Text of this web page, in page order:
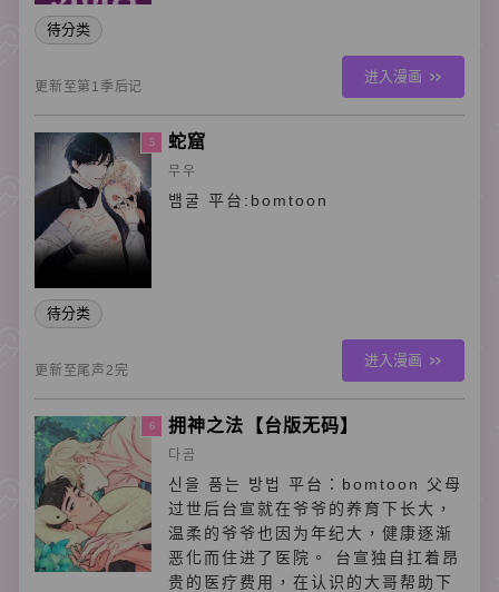
待分类
更新至第1季后记
进入漫画
5 蛇窟
무우
뱀굴 平台:bomtoon
待分类
更新至尾声2完
进入漫画
6 拥神之法【台版无码】
다곰
신을 품는 방법 平台：bomtoon 父母
过世后台宣就在爷爷的养育下长大，
温柔的爷爷也因为年纪大，健康逐渐
恶化而住进了医院。 台宣独自扛着昂
贵的医疗费用，在认识的大哥帮助下